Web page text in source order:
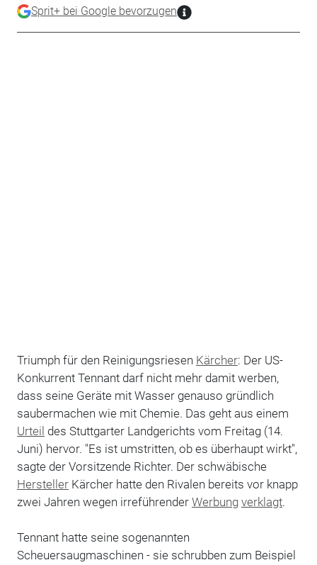
Sprit+ bei Google bevorzugen
Triumph für den Reinigungsriesen Kärcher: Der US-
Konkurrent Tennant darf nicht mehr damit werben,
dass seine Geräte mit Wasser genauso gründlich
saubermachen wie mit Chemie. Das geht aus einem
Urteil des Stuttgarter Landgerichts vom Freitag (14.
Juni) hervor. "Es ist umstritten, ob es überhaupt wirkt",
sagte der Vorsitzende Richter. Der schwäbische
HerstellerKärcher hatte den Rivalen bereits vor knapp
zwei Jahren wegen irreführender Werbung verklagt.
Tennant hatte seine sogenannten
Scheuersaugmaschinen - sie schrubben zum Beispiel